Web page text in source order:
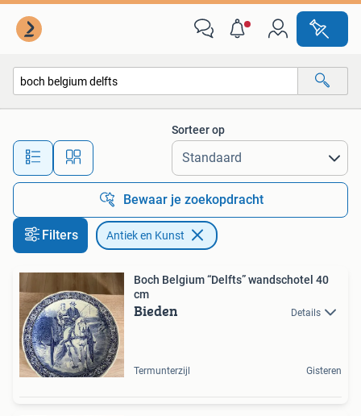
Alle afstanden…
Sorteer op
Bewaar je zoekopdracht
Filters Antiek en Kunst
Boch Belgium “Delfts” wandschotel 40
cm
Bieden Details
Termunterzijl Gisteren